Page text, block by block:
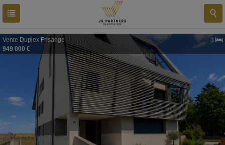
Vente Duplex Frisange
3
949 000 €